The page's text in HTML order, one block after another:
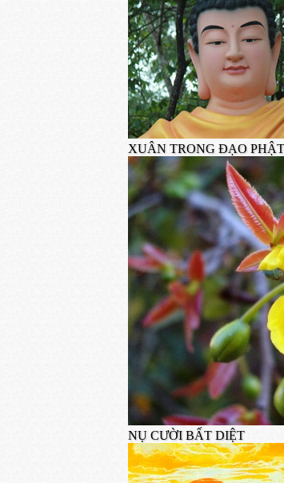
XUÂN TRONG ĐẠO PHẬT
NỤ CƯỜI BẤT DIỆT